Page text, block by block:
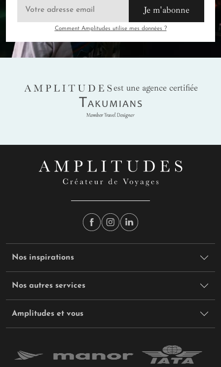
Je m'abonne
Comment Amplitudes utilise mes données ?
AMPLITUDES
est une agence certifiée
Takumians
Nos inspirations
Nos autres services
Amplitudes et vous